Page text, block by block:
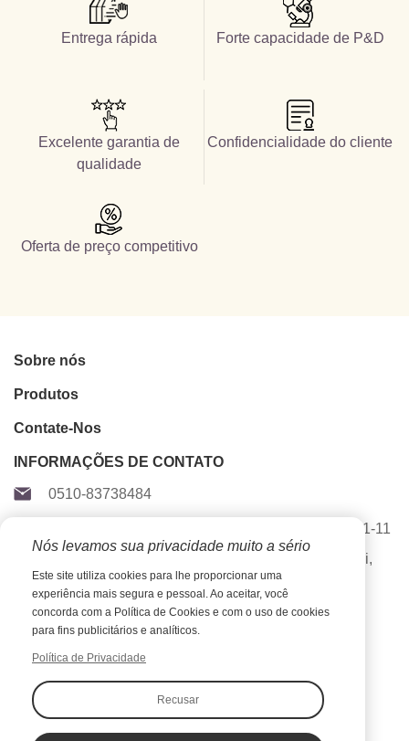
Entrega rápida Forte capacidade de P&D
Excelente garantia de
qualidade
Confidencialidade do cliente
Oferta de preço competitivo
Sobre nós
Produtos
Contate-Nos
INFORMAÇÕES DE CONTATO
0510-83738484
2 e 4/F, Ceti A, (Wuxi) National Software Park, 111-11
Linghu Avenue, distrito de Xinwu, cidade de Wuxi,
província de Jiangsu, China, 214135
Linha direta de serviço
lynn@junemfg.com
Nós levamos sua privacidade muito a sério
Este site utiliza cookies para lhe proporcionar uma
experiência mais segura e pessoal. Ao aceitar, você
concorda com a Política de Cookies e com o uso de cookies
para fins publicitários e analíticos.
Política de Privacidade
Recusar